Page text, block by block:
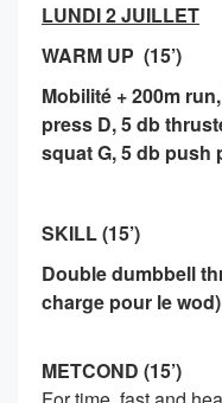
LUNDI 2 JUILLET
WARM UP (15’)
Mobilité + 200m
press D, 5 db
squat G, 5 db push
SKILL (15’)
Double dumbbell
charge pour le wod)
METCOND (15’)